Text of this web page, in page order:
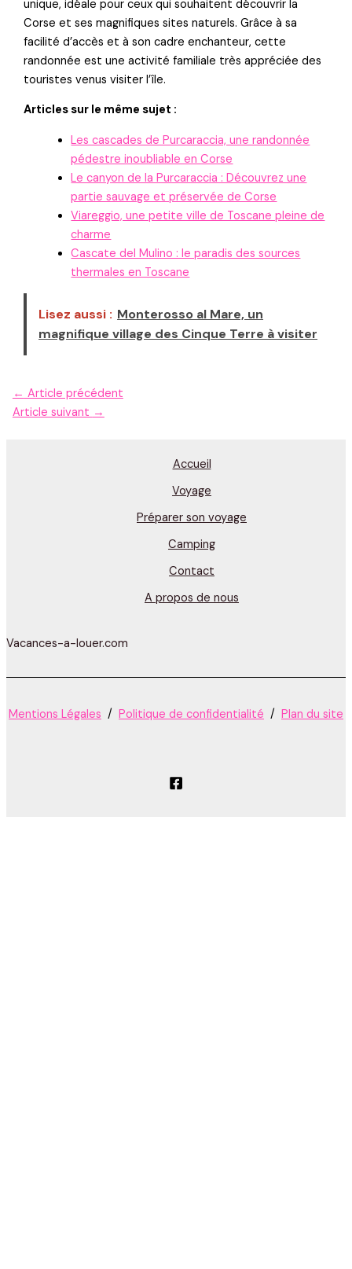
unique, idéale pour ceux qui souhaitent découvrir la
Corse et ses magnifiques sites naturels. Grâce à sa
facilité d’accès et à son cadre enchanteur, cette
randonnée est une activité familiale très appréciée des
touristes venus visiter l’île.
Articles sur le même sujet :
Les cascades de Purcaraccia, une randonnée
pédestre inoubliable en Corse
Le canyon de la Purcaraccia : Découvrez une
partie sauvage et préservée de Corse
Viareggio, une petite ville de Toscane pleine de
charme
Cascate del Mulino : le paradis des sources
thermales en Toscane
Lisez aussi : Monterosso al Mare, un
magnifique village des Cinque Terre à visiter
← Article précédent
Article suivant →
Accueil
Voyage
Préparer son voyage
Camping
Contact
A propos de nous
Vacances-a-louer.com
Mentions Légales / Politique de confidentialité / Plan du site